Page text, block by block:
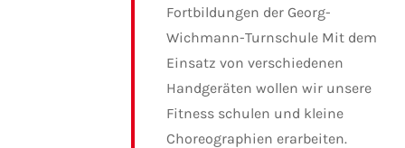
Fortbildungen der Georg-
Wichmann-Turnschule Mit dem
Einsatz von verschiedenen
Handgeräten wollen wir unsere
Fitness schulen und kleine
Choreographien erarbeiten.